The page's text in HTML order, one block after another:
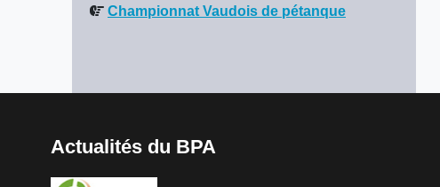
Championnat Vaudois de pétanque
Actualités du BPA